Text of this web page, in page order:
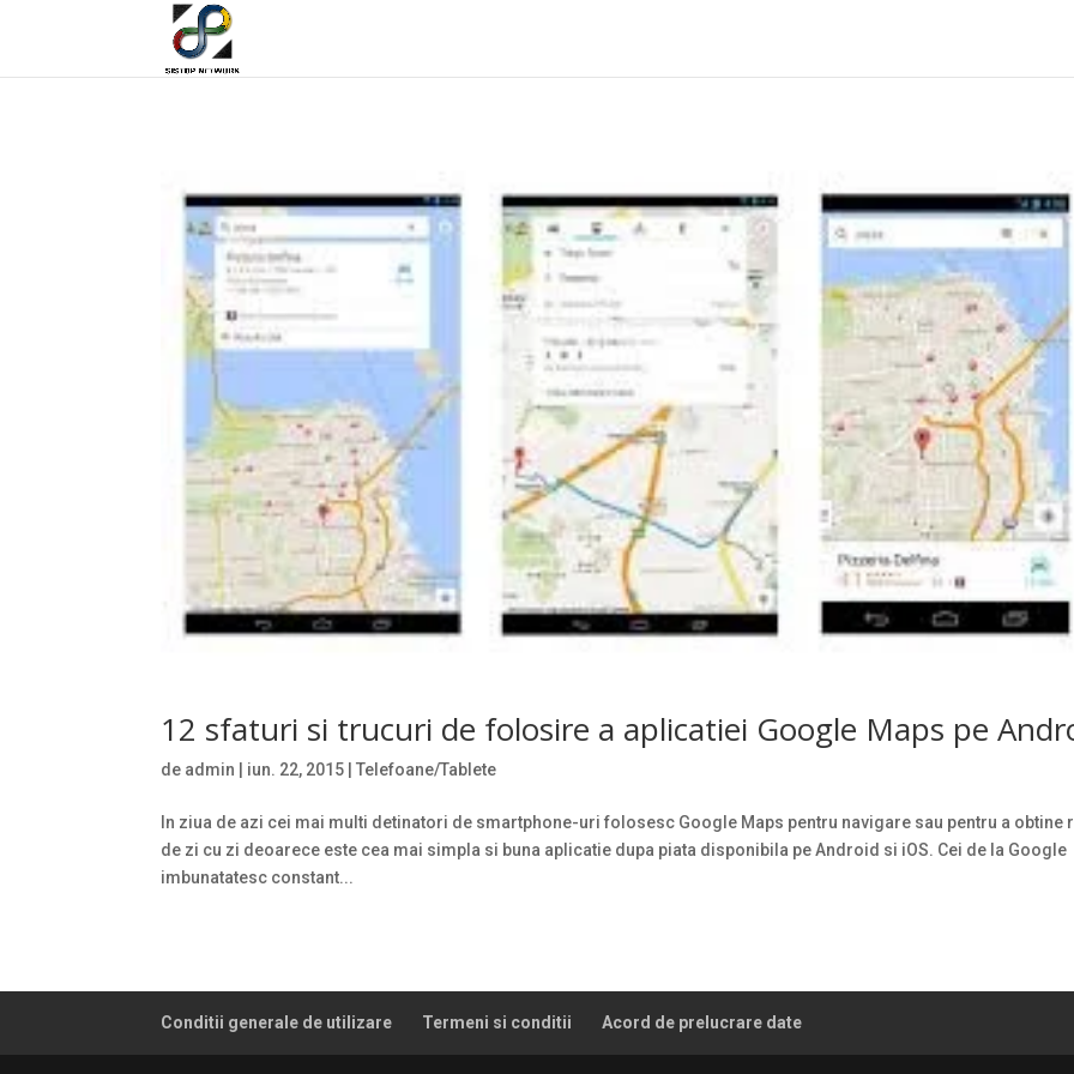
12 sfaturi si trucuri de folosire a aplicatiei Google Maps pe
de admin iun. 22, 2015 |Telefoane/Tablete
In ziua de azi cei mai multi detinatori de smartphone-uri folosesc Google Maps pentru navigare sau pentru a obtine
de zi cu zi deoarece este cea mai simpla si buna aplicatie dupa piata disponibila pe Android si iOS. Cei de la Google
imbunatatesc constant...
Conditii generale de utilizare Termeni si conditii Acord de prelucrare date